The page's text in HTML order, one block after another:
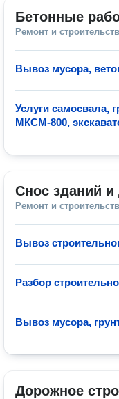
Бетонные
Ремонт и
Вывоз мусора,
Услуги самосвала,
МКСМ-800,
Снос зданий и
Ремонт и
Вывоз
Разбор
Вывоз мусора,
Дорожное